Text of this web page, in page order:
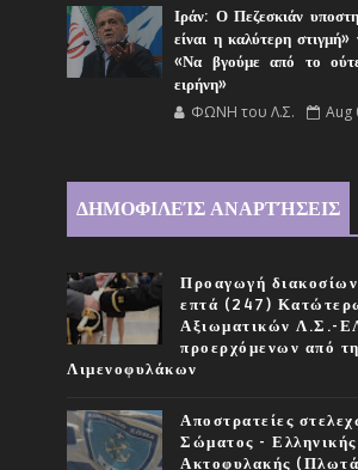
Ιράν: Ο Πεζεσκιάν
είναι η καλύτερη
«Να βγούμε από το
ειρήνη»
ΦΩΝΗ του Λ.Σ. Aug
ΔΗΜΟΦΙΛΕΊΣ ΑΝΑΡΤΉΣΕΙΣ
Προαγωγή
επτά (247)
Αξιωματικών Λ.Σ.-
προερχόμενων από
Λιμενοφυλάκων
Αποστρατείες
Σώματος - Ελληνικής
Ακτοφυλακής